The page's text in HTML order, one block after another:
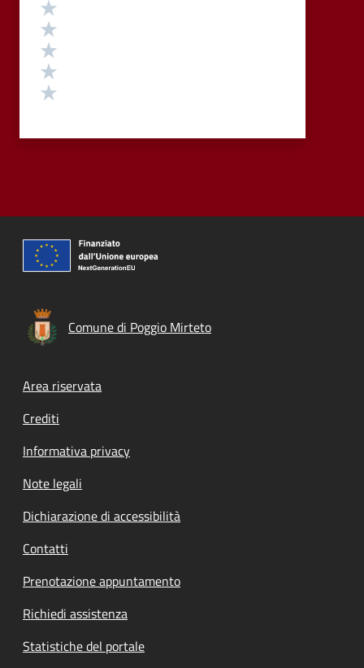
Comune di Poggio Mirteto
Footer menu
Area riservata
Crediti
Informativa privacy
Note legali
Dichiarazione di accessibilità
Contatti
Prenotazione appuntamento
Richiedi assistenza
Statistiche del portale